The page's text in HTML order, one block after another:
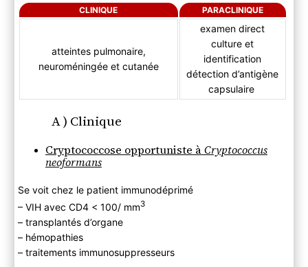
CLINIQUE PARACLINIQUE
atteintes pulmonaire,
neuroméningée et cutanée
examen direct
culture et
identification
détection d’antigène
capsulaire
A ) Clinique
Cryptococcose opportuniste àCryptococcus
neoformans
Se voit chez le patient immunodéprimé
– VIH avec CD4 < 100/ mm3
– transplantés d’organe
– hémopathies
– traitements immunosuppresseurs